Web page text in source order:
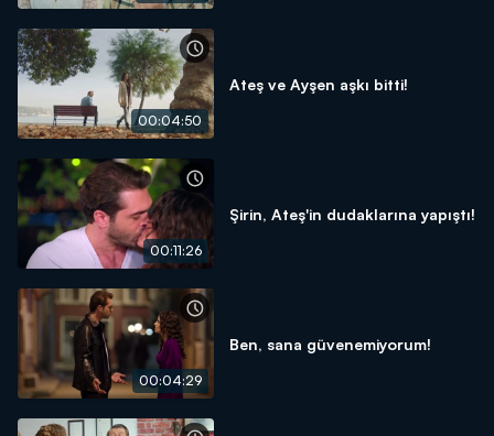
00:04:50
Ateş ve Ayşen aşkı bitti!
00:11:26
Şirin, Ateş'in dudaklarına yapıştı!
00:04:29
Ben, sana güvenemiyorum!